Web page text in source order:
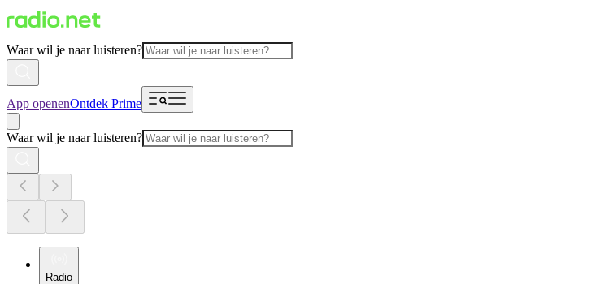
Waar wil je naar luisteren?
App openenOntdek Prime
Waar wil je naar luisteren?
Radio